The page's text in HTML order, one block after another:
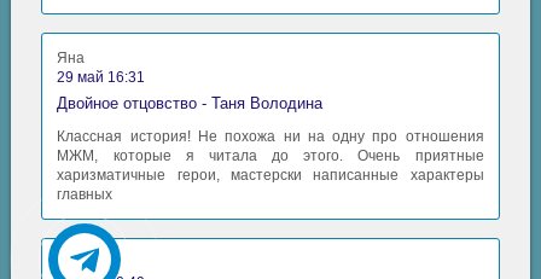
Яна
29 май 16:31
Двойное отцовство - Таня Володина
Классная история! Не похожа ни на одну про отношения
МЖМ, которые я читала до этого. Очень приятные
харизматичные герои, мастерски написанные характеры
главных
Аида